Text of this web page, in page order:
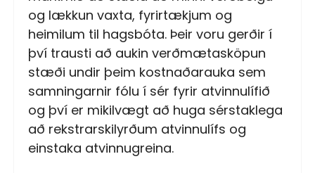
og lækkun vaxta, fyrirtækjum og
heimilum til hagsbóta. Þeir voru gerðir í
því trausti að aukin verðmætasköpun
stæði undir þeim kostnaðarauka sem
samningarnir fólu í sér fyrir atvinnulífið
og því er mikilvægt að huga sérstaklega
að rekstrarskilyrðum atvinnulífs og
einstaka atvinnugreina.